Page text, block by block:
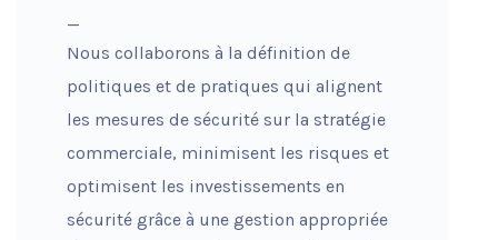
_
Nous collaborons à la définition de
politiques et de pratiques qui alignent
les mesures de sécurité sur la stratégie
commerciale, minimisent les risques et
optimisent les investissements en
sécurité grâce à une gestion appropriée